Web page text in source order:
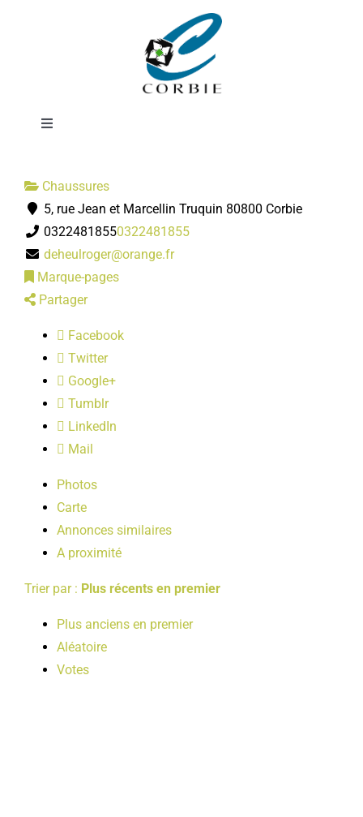
Toggle
DÉMARCHES ADMINISTRATIVES
SERVICES MUNICIPAUX
PRATIQUE
LOISIRS
PUBLICATIONS
Chaussures
DEHEUL
Chaussures
5, rue Jean et Marcellin Truquin 80800 Corbie
03224818550322481855
deheulroger@orange.fr
Marque-pages
Partager
Facebook
Twitter
Google+
Tumblr
LinkedIn
Mail
Photos
Carte
Annonces similaires
A proximité
Trier par : Plus récents en premier
Plus anciens en premier
Aléatoire
Votes